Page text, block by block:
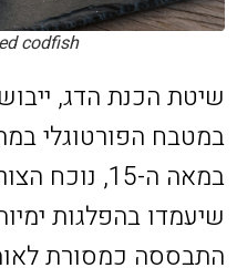
codfish
שיטת הכנת הדג,
במטבח הפורטוגלי
במאה ה-15,
שיעמדו בהפלגות
התבססה כמסורת